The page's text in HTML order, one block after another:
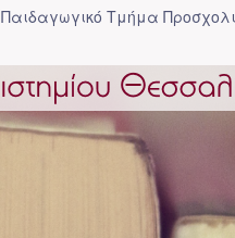
Παιδαγωγικό Τμήμα